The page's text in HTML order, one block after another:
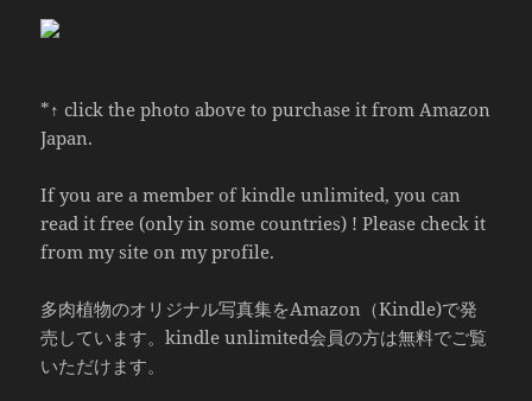
*↑ click the photo above to purchase it from Amazon
Japan.
If you are a member of kindle unlimited, you can
read it free (only in some countries) ! Please check it
from my site on my profile.
多肉植物のオリジナル写真集をAmazon（Kindle)で発
売しています。kindle unlimited会員の方は無料でご覧
いただけます。